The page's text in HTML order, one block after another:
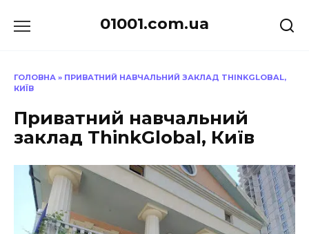
до
01001.com.ua
ГОЛОВНА » ПРИВАТНИЙ НАВЧАЛЬНИЙ ЗАКЛАД THINKGLOBAL,
КИЇВ
Приватний навчальний
заклад ThinkGlobal, Київ